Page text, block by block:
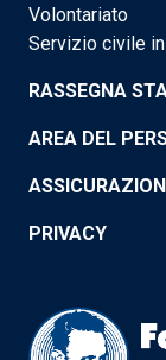
Volontariato
Servizio civile
RASSEGNA
AREA DEL
PRIVACY